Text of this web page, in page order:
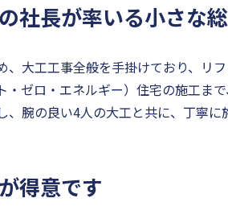
社長が率いる小さな
大工工事全般を手掛けており、リ
ゼロ・エネルギー）住宅の施工ま
腕の良い4人の大工と共に、丁寧に
得意です